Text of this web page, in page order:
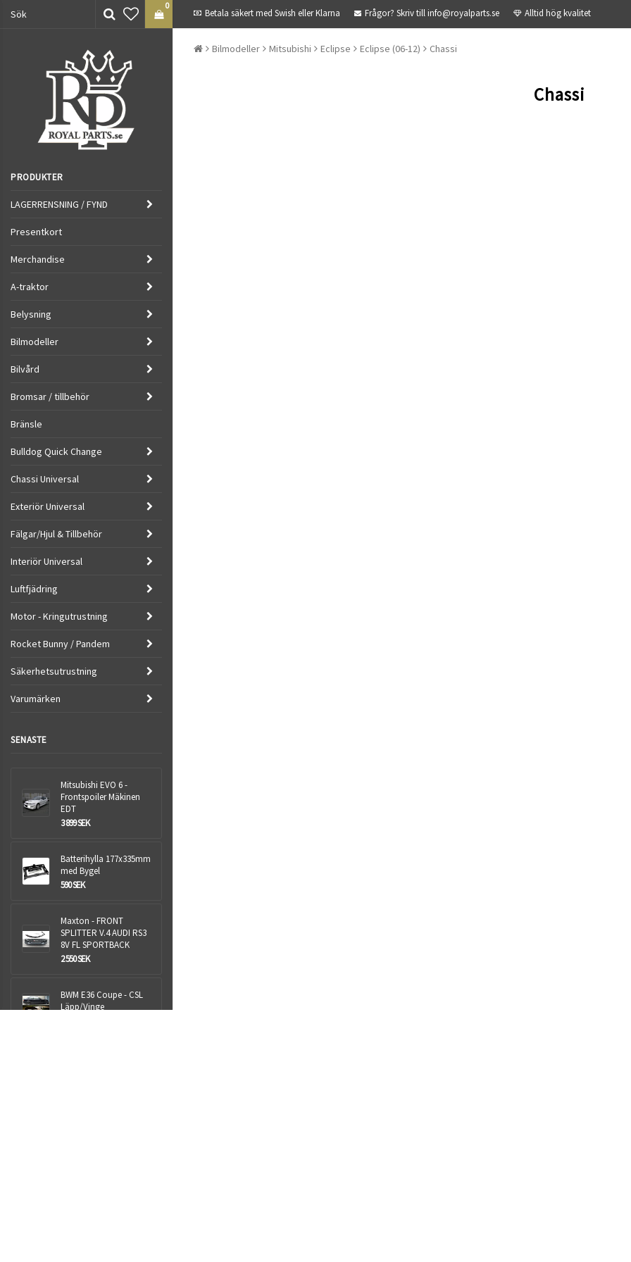
Betala säkert med Swish eller Klarna Frågor? Skriv till info@royalparts.se Alltid hög kvalitet
0
PRODUKTER
LAGERRENSNING / FYND
Presentkort
Merchandise
A-traktor
Belysning
Bilmodeller
Bilvård
Bromsar / tillbehör
Bränsle
Bulldog Quick Change
Chassi Universal
Exteriör Universal
Fälgar/Hjul & Tillbehör
Interiör Universal
Luftfjädring
Motor - Kringutrustning
Rocket Bunny / Pandem
Säkerhetsutrustning
Varumärken
SENASTE
Mitsubishi EVO 6 -
Frontspoiler Mäkinen
EDT
3 899 SEK
Batterihylla 177x335mm
med Bygel
590 SEK
Maxton - FRONT
SPLITTER V.4 AUDI RS3
8V FL SPORTBACK
2 550 SEK
BWM E36 Coupe - CSL
Läpp/Vinge
Bilmodeller Mitsubishi Eclipse Eclipse (06-12) Chassi
Chassi